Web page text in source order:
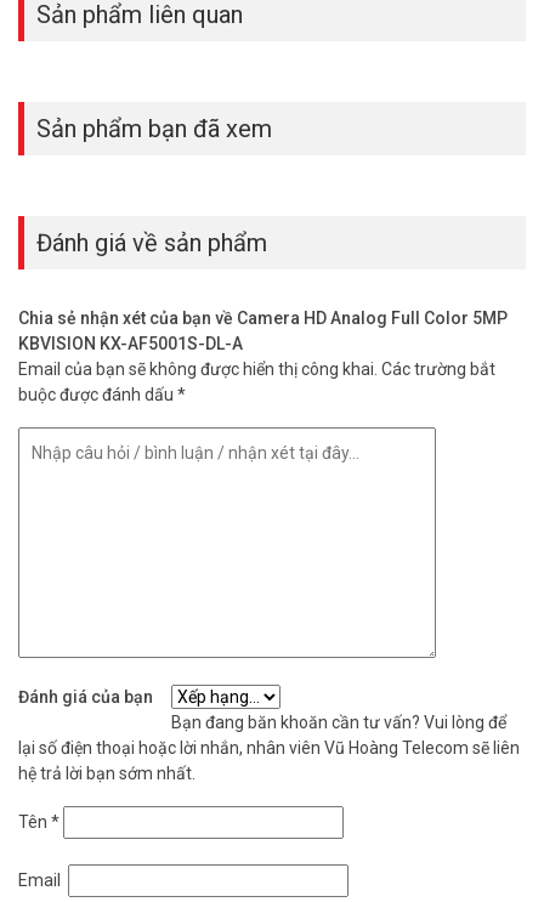
Sản phẩm liên quan
Sản phẩm bạn đã xem
Đánh giá về sản phẩm
Chia sẻ nhận xét của bạn về Camera HD Analog Full Color 5MP
KBVISION KX-AF5001S-DL-A
Email của bạn sẽ không được hiển thị công khai. Các trường bắt
buộc được đánh dấu *
Đánh giá của bạn
Bạn đang băn khoăn cần tư vấn? Vui lòng để
lại số điện thoại hoặc lời nhắn, nhân viên Vũ Hoàng Telecom sẽ liên
hệ trả lời bạn sớm nhất.
Tên *
Email